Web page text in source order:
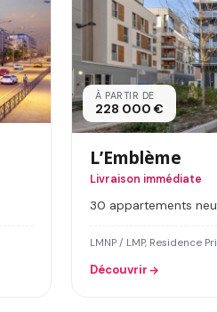
À PARTIR DE
228 000 €
L’Emblème
Livraison immédiate
30 appartements
LMNP / LMP, Residence
Découvrir